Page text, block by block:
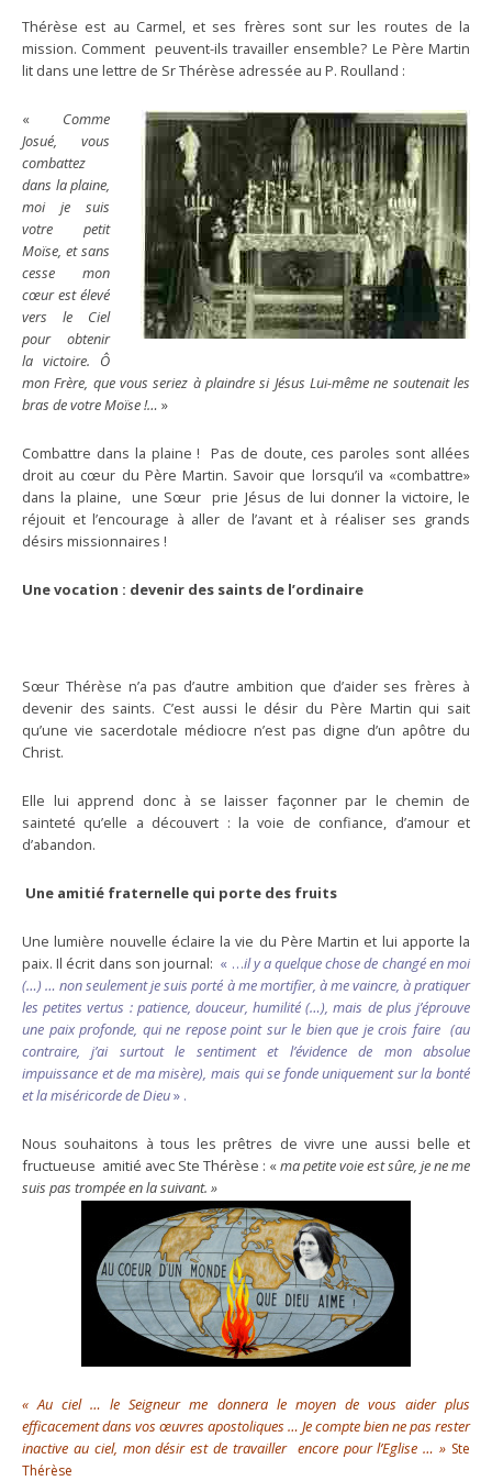
Thérèse est au Carmel, et ses frères sont sur les routes de la
mission. Comment peuvent-ils travailler ensemble? Le Père Martin
lit dans une lettre de Sr Thérèse adressée au P. Roulland :
« Comme
Josué, vous
combattez
dans la plaine,
moi je suis
votre petit
Moïse, et sans
cesse mon
cœur est élevé
vers le Ciel
pour obtenir
la victoire. Ô
mon Frère, que vous seriez à plaindre si Jésus Lui-même ne soutenait les
bras de votre Moïse !… »
Combattre dans la plaine ! Pas de doute, ces paroles sont allées
droit au cœur du Père Martin. Savoir que lorsqu’il va «combattre»
dans la plaine, une Sœur prie Jésus de lui donner la victoire, le
réjouit et l’encourage à aller de l’avant et à réaliser ses grands
désirs missionnaires !
Une vocation : devenir des saints de l’ordinaire
Sœur Thérèse n’a pas d’autre ambition que d’aider ses frères à
devenir des saints. C’est aussi le désir du Père Martin qui sait
qu’une vie sacerdotale médiocre n’est pas digne d’un apôtre du
Christ.
Elle lui apprend donc à se laisser façonner par le chemin de
sainteté qu’elle a découvert : la voie de confiance, d’amour et
d’abandon.
Une amitié fraternelle qui porte des fruits
Une lumière nouvelle éclaire la vie du Père Martin et lui apporte la
paix. Il écrit dans son journal: « …il y a quelque chose de changé en moi
(…) … non seulement je suis porté à me mortifier, à me vaincre, à pratiquer
les petites vertus : patience, douceur, humilité (…), mais de plus j’éprouve
une paix profonde, qui ne repose point sur le bien que je crois faire (au
contraire, j’ai surtout le sentiment et l’évidence de mon absolue
impuissance et de ma misère), mais qui se fonde uniquement sur la bonté
et la miséricorde de Dieu» .
Nous souhaitons à tous les prêtres de vivre une aussi belle et
fructueuse amitié avec Ste Thérèse : «ma petite voie est sûre, je ne me
suis pas trompée en la suivant. »
« Au ciel … le Seigneur me donnera le moyen de vous aider plus
efficacement dans vos œuvres apostoliques … Je compte bien ne pas rester
inactive au ciel, mon désir est de travailler encore pour l’Eglise … » Ste
Thérèse